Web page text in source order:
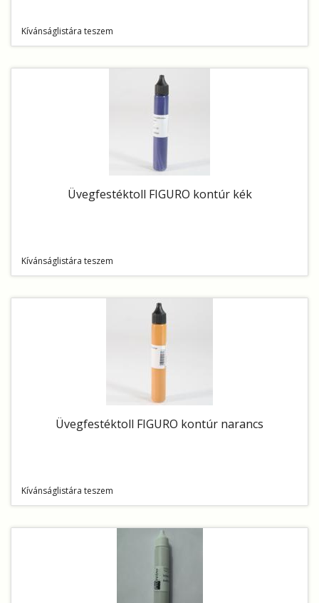
Kívánságlistára teszem
Üvegfestéktoll FIGURO kontúr kék
Kívánságlistára teszem
Üvegfestéktoll FIGURO kontúr narancs
Kívánságlistára teszem